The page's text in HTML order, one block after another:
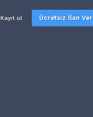
Kayıt ol Ücretsiz İlan Ver